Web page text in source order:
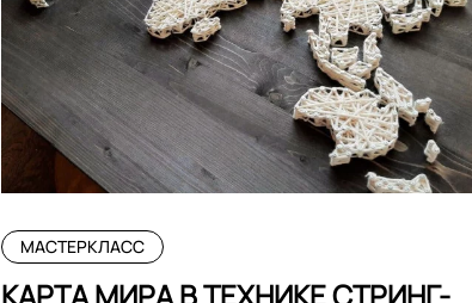
МАСТЕРКЛАСС